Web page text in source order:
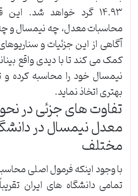
۱۴.۹۳ گرد خواهد شد.
محاسبات معدل، چه نیمسال و
آگاهی از این جزئیات و
کمک می کند تا با دیدی واقع
نیمسال خود را محاسبه کرده
بهتری اتخاذ نماید.
تفاوت های جزئی در
معدل نیمسال در
مختلف
با وجود اینکه فرمول اصلی
تمامی دانشگاه های ایران